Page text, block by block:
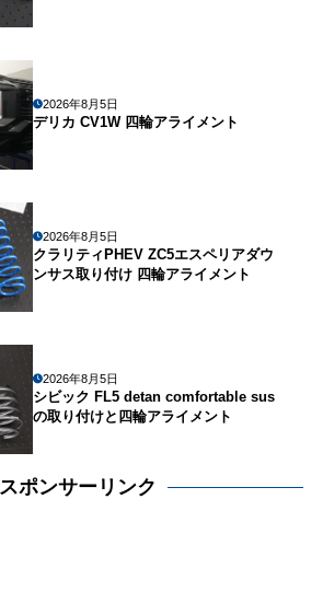
2026年8月5日
デリカ CV1W 四輪アライメント
2026年8月5日
クラリティPHEV ZC5エスペリアダウ
ンサス取り付け 四輪アライメント
2026年8月5日
シビック FL5 detan comfortable sus
の取り付けと四輪アライメント
スポンサーリンク